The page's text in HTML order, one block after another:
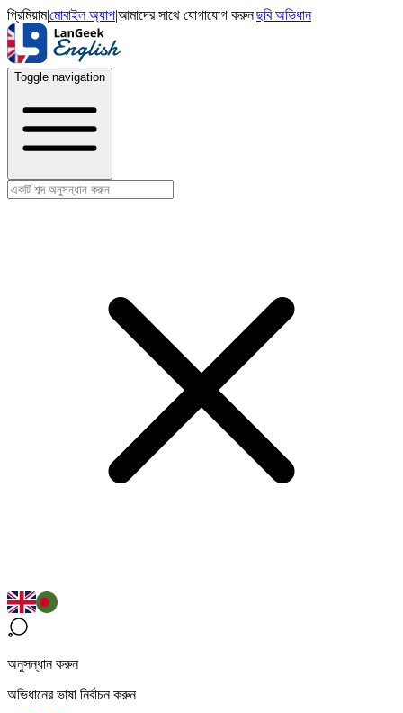
প্রিমিয়াম|মোবাইল অ্যাপ|আমাদের সাথে যোগাযোগ করুন|ছবি অভিধান
Toggle navigation
অনুসন্ধান করুন
অভিধানের ভাষা নির্বাচন করুন